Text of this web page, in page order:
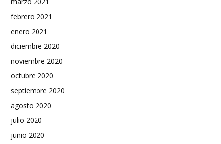
febrero 2021
enero 2021
diciembre 2020
noviembre 2020
octubre 2020
septiembre 2020
agosto 2020
julio 2020
junio 2020